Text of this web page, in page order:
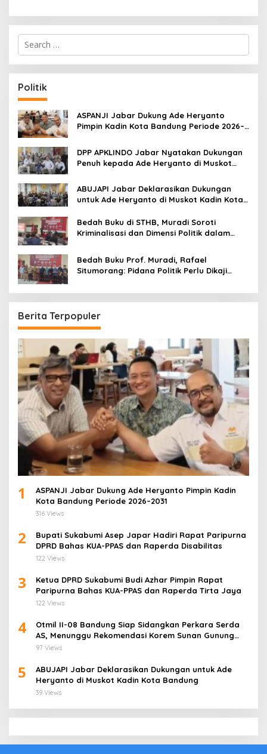
S
r
c
h
f
o
r
:
Politik
ASPANJI Jabar Dukung Ade Heryanto
Pimpin Kadin Kota Bandung Periode 2026–
DPP APKLINDO Jabar Nyatakan Dukungan
Penuh kepada Ade Heryanto di Muskot
ABUJAPI Jabar Deklarasikan Dukungan
untuk Ade Heryanto di Muskot Kadin Kota
Bedah Buku di STHB, Muradi Soroti
Kriminalisasi dan Dimensi Politik dalam
Bedah Buku Prof. Muradi, Rafael
Situmorang: Pidana Politik Perlu Dikaji
Berita Terpopuler
1
ASPANJI Jabar Dukung Ade Heryanto Pimpin Kadin
Kota Bandung Periode 2026–2031
316 Views
2
Bupati Sukabumi Asep Japar Hadiri Rapat Paripurna
DPRD Bahas KUA-PPAS dan Raperda Disabilitas
122 Views
3
Ketua DPRD Sukabumi Budi Azhar Pimpin Rapat
Paripurna Bahas KUA-PPAS dan Raperda Tirta Jaya
122 Views
4
Otmil II-08 Bandung Siap Sidangkan Perkara Serda
AS, Menunggu Rekomendasi Korem Sunan Gunung
Jati Cirebon
97 Views
5
ABUJAPI Jabar Deklarasikan Dukungan untuk Ade
Heryanto di Muskot Kadin Kota Bandung
39 Views